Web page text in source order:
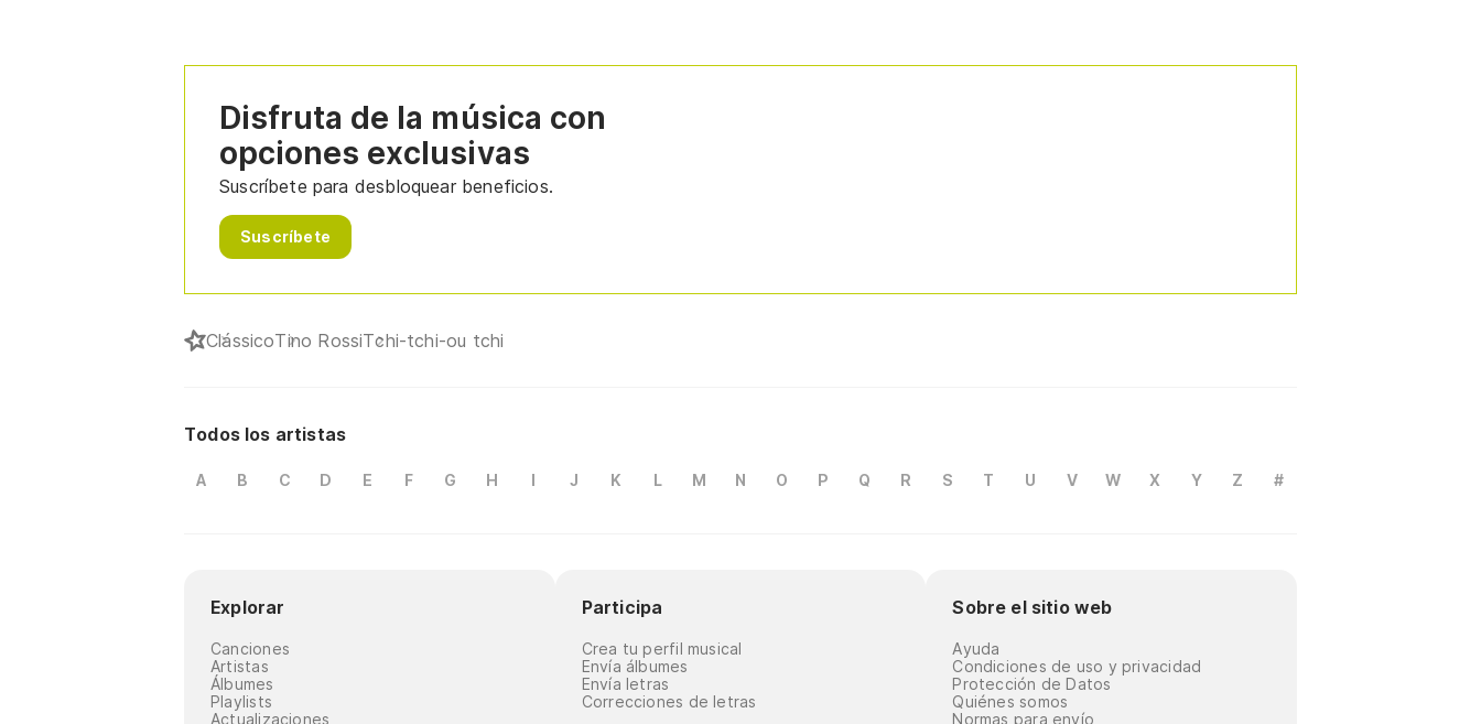
Disfruta de la música con
opciones exclusivas
Suscríbete para desbloquear beneficios.
Suscríbete
ClássicoTino RossiTchi-tchi-ou tchi
Todos los artistas
A B C D E F G H I J K L M N O P Q R S T U V W X Y Z #
Explorar
Canciones
Artistas
Álbumes
Playlists
Actualizaciones
Participa
Crea tu perfil musical
Envía álbumes
Envía letras
Correcciones de letras
Sobre el sitio web
Ayuda
Condiciones de uso y privacidad
Protección de Datos
Quiénes somos
Normas para envío